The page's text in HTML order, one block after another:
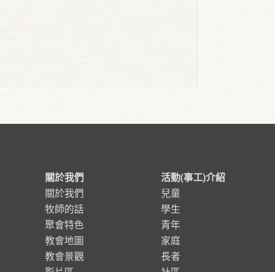
關於我們
關於我們
牧師的話
聚會特色
教會地圖
教會景觀
活動(事工)介紹
兒童
學生
青年
家庭
長者